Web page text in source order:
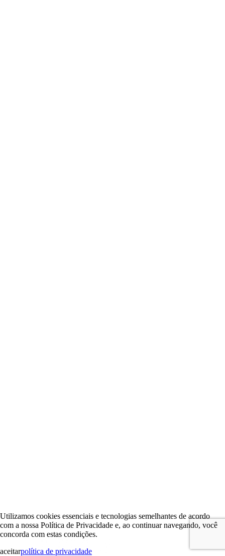
Utilizamos cookies essenciais e tecnologias semelhantes de acordo
com a nossa Política de Privacidade e, ao continuar navegando, você
concorda com estas condições.
aceitarpolítica de privacidade